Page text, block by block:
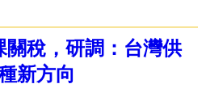
關稅，研調：台灣供
新方向